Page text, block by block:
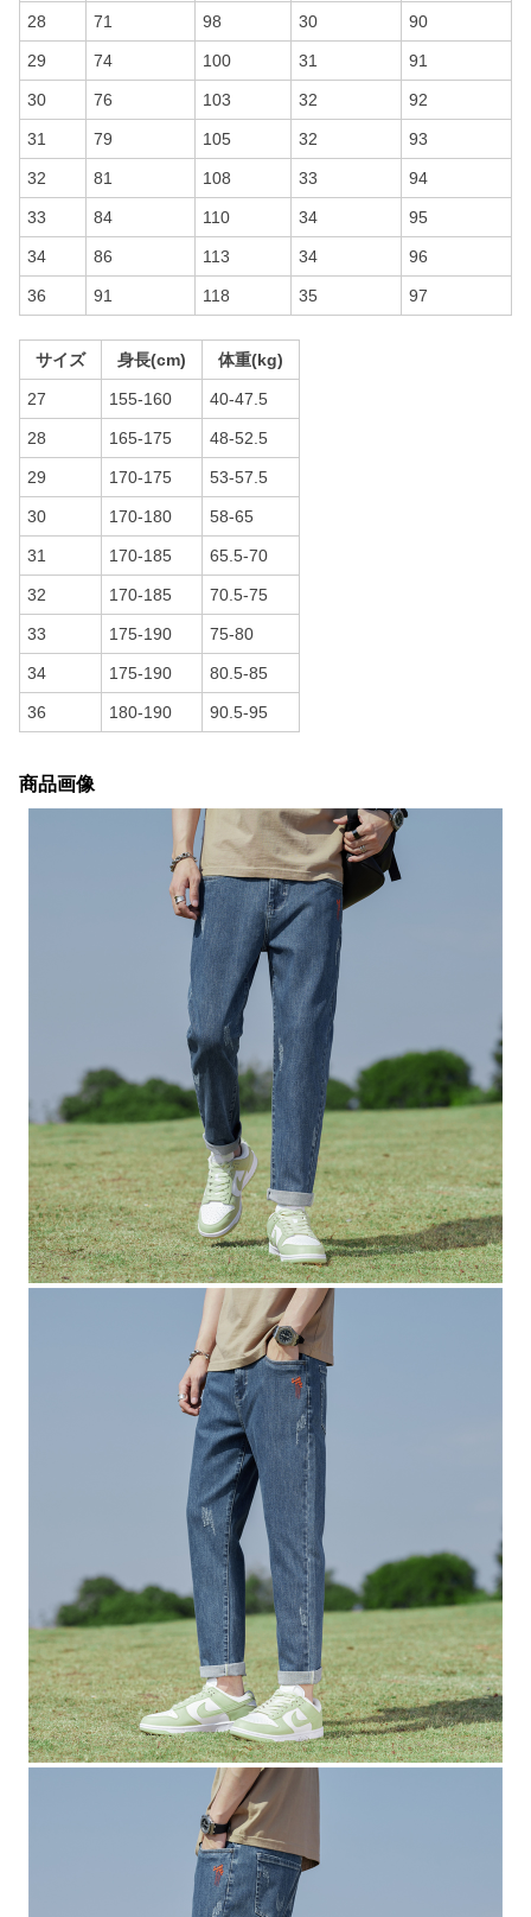
28 71 98 30 90
29 74 100 31 91
30 76 103 32 92
31 79 105 32 93
32 81 108 33 94
33 84 110 34 95
34 86 113 34 96
36 91 118 35 97
サイズ 身長(cm) 体重(kg)
27 155-160 40-47.5
28 165-175 48-52.5
29 170-175 53-57.5
30 170-180 58-65
31 170-185 65.5-70
32 170-185 70.5-75
33 175-190 75-80
34 175-190 80.5-85
36 180-190 90.5-95
商品画像